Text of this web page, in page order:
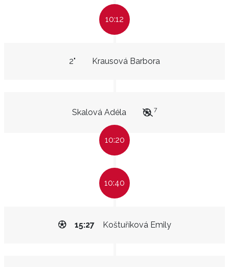
10:12
Krausová Barbora
2"
Skalová Adéla 7
10:20
10:40
Koštuříková Emily
15:27